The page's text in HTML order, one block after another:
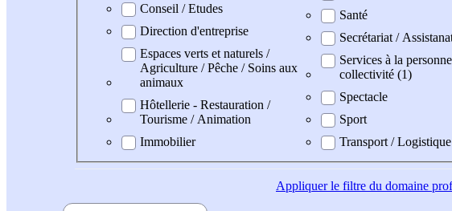
Conseil / Etudes
Direction d'entreprise
Espaces verts et naturels /
Agriculture / Pêche / Soins aux
animaux
Hôtellerie - Restauration /
Tourisme / Animation
Immobilier
Santé
Secrétariat /
Services à la
collectivité (1)
Spectacle
Sport
Transport / Logistique
Appliquerle filtre du domaine